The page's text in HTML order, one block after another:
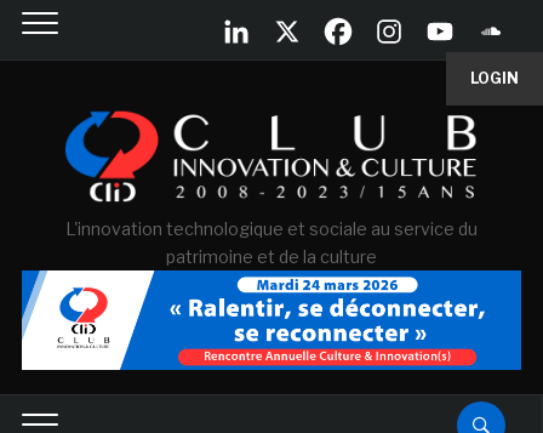
LOGIN
L'innovation technologique et sociale au service du
patrimoine et de la culture